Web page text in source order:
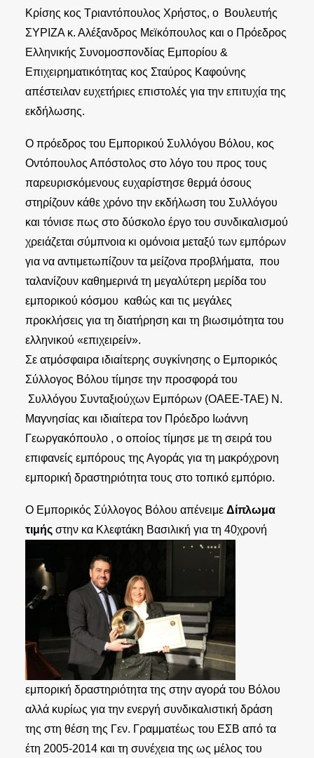
Κρίσης κος Τριαντόπουλος Χρήστος, ο Βουλευτής
ΣΥΡΙΖΑ κ. Αλέξανδρος Μεϊκόπουλος και ο Πρόεδρος
Ελληνικής Συνομοσπονδίας Εμπορίου &
Επιχειρηματικότητας κος Σταύρος Καφούνης
απέστειλαν ευχετήριες επιστολές για την επιτυχία της
εκδήλωσης.
Ο πρόεδρος του Εμπορικού Συλλόγου Βόλου, κος
Οντόπουλος Απόστολος στο λόγο του προς τους
παρευρισκόμενους ευχαρίστησε θερμά όσους
στηρίζουν κάθε χρόνο την εκδήλωση του Συλλόγου
και τόνισε πως στο δύσκολο έργο του συνδικαλισμού
χρειάζεται σύμπνοια κι ομόνοια μεταξύ των εμπόρων
για να αντιμετωπίζουν τα μείζονα προβλήματα, που
ταλανίζουν καθημερινά τη μεγαλύτερη μερίδα του
εμπορικού κόσμου καθώς και τις μεγάλες
προκλήσεις για τη διατήρηση και τη βιωσιμότητα του
ελληνικού «επιχειρείν».
Σε ατμόσφαιρα ιδιαίτερης συγκίνησης ο Εμπορικός
Σύλλογος Βόλου τίμησε την προσφορά του
Συλλόγου Συνταξιούχων Εμπόρων (ΟΑΕΕ-ΤΑΕ) Ν.
Μαγνησίας και ιδιαίτερα τον Πρόεδρο Ιωάννη
Γεωργακόπουλο , ο οποίος τίμησε με τη σειρά του
επιφανείς εμπόρους της Αγοράς για τη μακρόχρονη
εμπορική δραστηριότητα τους στο τοπικό εμπόριο.
Ο Εμπορικός Σύλλογος Βόλου απένειμε Δίπλωμα
τιμής στην κα Κλεφτάκη Βασιλική για τη 40χρονή
εμπορική δραστηριότητα της στην αγορά του Βόλου
αλλά κυρίως για την ενεργή συνδικαλιστική δράση
της στη θέση της Γεν. Γραμματέως του ΕΣΒ από τα
έτη 2005-2014 και τη συνέχεια της ως μέλος του